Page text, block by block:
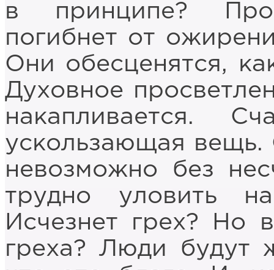
в принципе?
погибнет от
Они обесценятся,
Духовное
накапливается.
ускользающая вещь.
невозможно без
трудно уловить
Исчезнет грех? Но
греха? Люди будут